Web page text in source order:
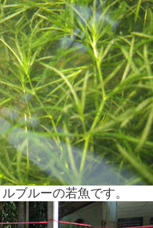
ブルーの若魚です。